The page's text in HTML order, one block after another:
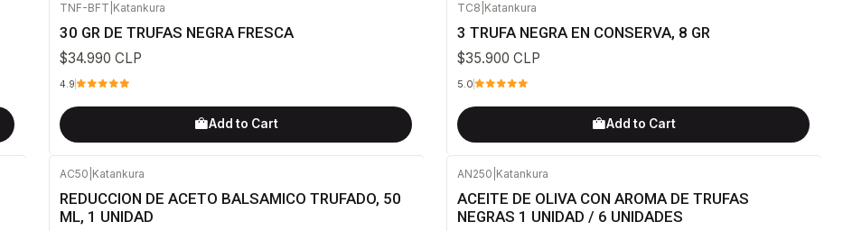
TNF-BFT Katankura
30 GR DE TRUFAS NEGRA FRESCA
$34.990 CLP
4.9
Add to Cart
TC8 Katankura
3 TRUFA NEGRA EN CONSERVA, 8 GR
$35.900 CLP
5.0
Add to Cart
AC50 Katankura
REDUCCION DE ACETO BALSAMICO TRUFADO, 50
ML, 1 UNIDAD
AN250 Katankura
ACEITE DE OLIVA CON AROMA DE TRUFAS
NEGRAS 1 UNIDAD / 6 UNIDADES